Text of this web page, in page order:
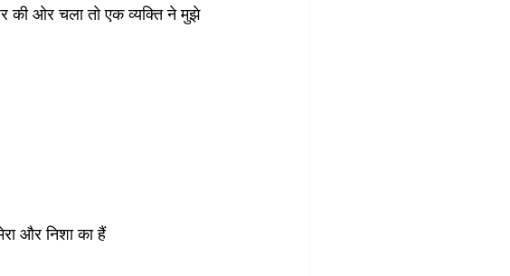
ओर चला तो एक व्यक्ति ने मुझे
और निशा का हैं